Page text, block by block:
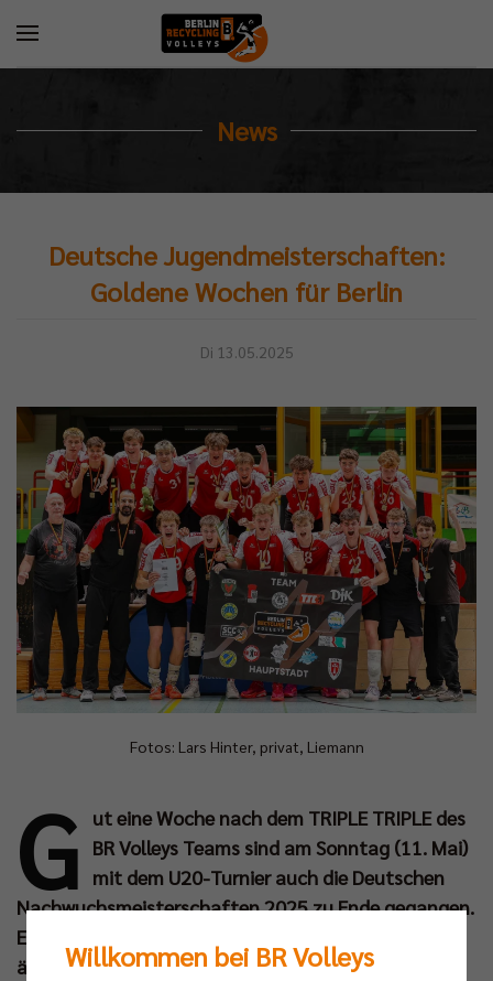
News
Deutsche Jugendmeisterschaften:
Goldene Wochen für Berlin
Di 13.05.2025
Fotos: Lars Hinter, privat, Liemann
G
ut eine Woche nach dem TRIPLE TRIPLE des
BR Volleys Teams sind am Sonntag (11. Mai)
mit dem U20-Turnier auch die Deutschen
Nachwuchsmeisterschaften 2025 zu Ende gegangen.
Erfreulicherweise waren die Berliner Talente dabei
ähnlich erfolgreich wie im Vorjahr. In drei von vier
Willkommen bei BR Volleys